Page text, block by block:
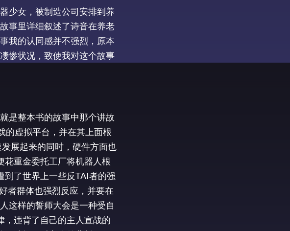
少女，被制造公司安排到养
事里详细叙述了诗音在养老
我的认同感并不强烈，原本
惨状况，致使我对这个故事
是整本书的故事中那个讲故
的虚拟平台，并在其上面根
展起来的同时，硬件方面也
花重金委托工厂将机器人根
到了世界上一些反TAI者的强
者群体也强烈反应，并要在
这样的誓师大会是一种受自
，违背了自己的主人宣战的